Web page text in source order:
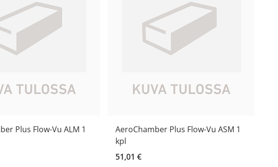
Plus Flow-Vu ALM 1
AeroChamber Plus Flow-Vu ASM 1
kpl
51,01 €